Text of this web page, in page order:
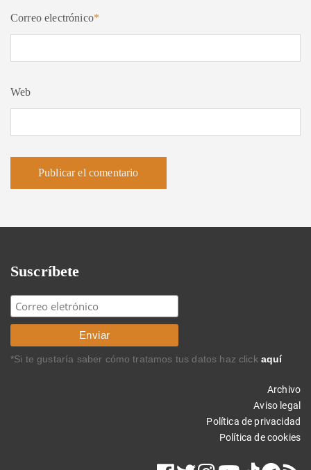
Correo electrónico*
Web
Suscríbete
*Si te gustaría saber cómo tratamos tus datos haz click aquí
Archivo
Aviso legal
Política de privacidad
Política de cookies